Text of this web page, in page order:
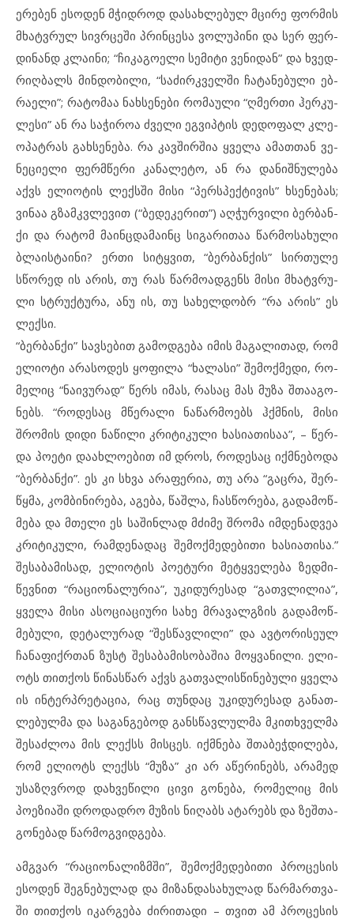
ე­რე­ბენ ეს­ო­დენ მჭიდ­როდ და­სახ­ლე­ბულ მცი­რე ფორ­მის
მხატ­ვ­რულ სივრცე­ში პრინ­ცე­სა ვო­ლუ­პი­ნი და სერ ფერ­
დი­ნანდ კლა­ი­ნი; “ჩი­კა­გო­ე­ლი სე­მი­ტი ვე­ნი­დან” და ხვედ­
რიღ­ბალს მინ­დო­ბი­ლი, “სა­ძირ­კ­ველ­ში ჩა­ტა­ნე­ბუ­ლი ებ­
რა­ე­ლი”; რა­ტო­მაა ნახსე­ნე­ბი რო­მა­უ­ლი “ღმერ­თი ჰერ­კუ­
ლე­სი” ან რა სა­ჭი­როა ძვე­ლი ეგ­ვიპ­ტის დე­დო­ფალ კლე­
ო­პატ­რას გახ­სე­ნე­ბა. რა კავ­შირ­შია ყვე­ლა ამ­ათ­თან ვე­
ნე­ცი­ე­ლი ფერ­მ­წე­რი კანა­ლე­ტო, ან რა და­ნიშ­ნუ­ლე­ბა
აქვს ელ­ი­ო­ტის ლექ­ს­ში მი­სი “პერ­ს­პექ­ტი­ვის” ხსე­ნებას;
ვი­ნაა გზამ­კ­ვ­ლე­ვით (“ბე­დე­კე­რით”) აღ­ჭურ­ვი­ლი ბერ­ბან­
ქი და რა­ტომ მა­ინ­ც­და­მაინც სი­გა­რი­თაა წარ­მო­სა­ხუ­ლი
ბლა­ის­ტა­ი­ნი? ერ­თი სიტყ­ვით, “ბერ­ბან­ქის” სირ­თუ­ლე
სწო­რედ ის არ­ის, თუ რას წარ­მო­ად­გენს მი­სი მხატ­ვ­რუ­
ლი სტრუქ­ტუ­რა, ანუ ის, თუ სახელ­დობრ “რა არ­ის” ეს
ლექ­სი.
“ბერ­ბან­ქი” სავ­სე­ბით გა­მოდ­გე­ბა იმ­ის მა­გა­ლი­თად, რომ
ელ­ი­ო­ტი არ­ა­სო­დეს ყო­ფი­ლა “ხა­ლა­სი” შე­მოქ­მე­დი, რო­
მე­ლიც “ნა­ი­ვუ­რად” წერს იმას, რა­საც მას მუ­ზა შთა­ა­გო­
ნებს. “რო­დე­საც მწე­რა­ლი ნა­წარ­მო­ებს ჰქმნის, მი­სი
შრომის დი­დი ნა­წი­ლი კრი­ტი­კუ­ლი ხა­სი­ა­თი­საა”, – წერ­
და პო­ე­ტი და­ახ­ლო­ე­ბით იმ დროს, როდე­საც იქმ­ნე­ბო­და
“ბერ­ბან­ქი”. ეს კი სხვა არ­ა­ფე­რია, თუ არა “გაც­რა, შერ­
წყ­მა, კომბინ­ი­რე­ბა, აგ­ე­ბა, წაშ­ლა, ჩას­წო­რე­ბა, გა­და­მოწ­
მე­ბა და მთე­ლი ეს სა­შინ­ლად მძი­მე შრო­მა იმ­დე­ნად­ვეა
კრი­ტი­კუ­ლი, რამ­დე­ნა­დაც შე­მოქ­მე­დე­ბი­თი ხა­სი­ა­თი­სა.”
შე­სა­ბამი­სად, ელ­ი­ო­ტის პო­ე­ტუ­რი მეტყ­ვე­ლე­ბა ზედ­მი­
წევ­ნით “რა­ცი­ო­ნა­ლუ­რია”, უკ­ი­დუ­რე­სად “გათ­ვ­ლი­ლია”,
ყვე­ლა მი­სი ას­ო­ცი­ა­ცი­უ­რი სა­ხე მრა­ვალ­გ­ზის გა­და­მოწ­
მე­ბუ­ლი, დეტალ­უ­რად “შეს­წავ­ლი­ლი” და ავ­ტო­რი­სე­ულ
ჩა­ნა­ფიქ­რ­თან ზუსტ შე­სა­ბა­მი­სო­ბა­შია მოყვა­ნი­ლი. ელ­ი­
ოტს თით­ქოს წი­ნას­წარ აქვს გათ­ვა­ლის­წი­ნე­ბუ­ლი ყვე­ლა
ის ინ­ტერ­პ­რეტა­ცია, რაც თუნ­დაც უკ­ი­დუ­რე­სად გა­ნათ­
ლე­ბულ­მა და სა­გან­გე­ბოდ გან­ს­წავ­ლულ­მა მკითხ­ველ­მა
შე­საძ­ლოა მის ლექსს მის­ცეს. იქმ­ნე­ბა შთა­ბეჭ­დი­ლე­ბა,
რომ ელ­ი­ოტს ლექსს “მუ­ზა” კი არ აწ­ე­რი­ნებს, არ­ა­მედ
უს­აზ­ღ­ვ­როდ დახ­ვე­წი­ლი ცი­ვი გო­ნე­ბა, რო­მე­ლიც მის
პო­ე­ზი­ა­ში დრო­დად­რო მუ­ზის ნი­ღაბს ატ­ა­რებს და ზეშ­თა­
გო­ნე­ბად წარ­მოგ­ვიდგე­ბა.
ამგ­ვარ “რა­ცი­ო­ნა­ლიზ­მ­ში”, შე­მოქ­მე­დე­ბი­თი პრო­ცე­სის
ეს­ო­დენ შეგ­ნე­ბუ­ლად და მიზან­და­სა­ხუ­ლად წარ­მარ­თ­ვა­
ში თით­ქოს იკ­არ­გე­ბა ძი­რი­თა­დი – თვით ამ პრო­ცე­სის